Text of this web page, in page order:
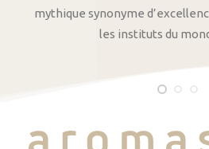
mythique synonyme
les instituts du